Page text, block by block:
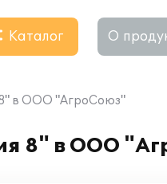
Каталог О
8" в ООО "АгроСоюз"
8" в ООО